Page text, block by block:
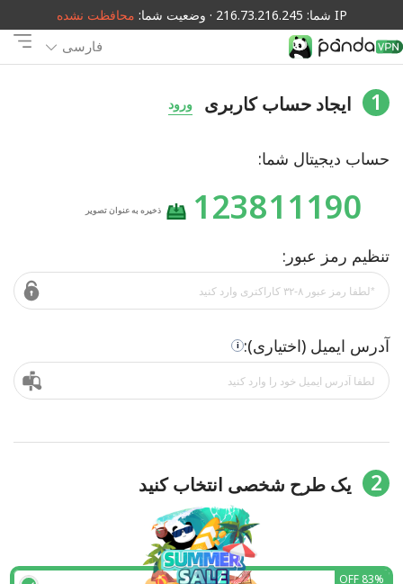
IP شما: 216.73.216.245 · وضعیت شما: محافظت نشده
فارسی
1 ایجاد حساب کاربری ورود
حساب دیجیتال شما:
123811190 ذخیره به عنوان تصویر
تنظیم رمز عبور:
آدرس ایمیل (اختیاری): i
2 یک طرح شخصی انتخاب کنید
83% OFF